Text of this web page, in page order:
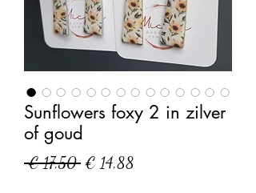
Sunflowers foxy 2 in zilver
of goud
€ 17,50 Normale
€ 14,88